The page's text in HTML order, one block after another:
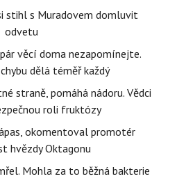
stihl s Muradovem domluvit
odvetu
věcí doma nezapomínejte.
dělá téměř každý
straně, pomáhá nádoru. Vědci
roli fruktózy
okomentoval promotér
hvězdy Oktagonu
Mohla za to běžná bakterie